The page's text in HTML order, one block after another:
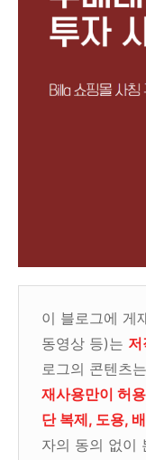
이 블로그에 게
동영상 등)는
로그의 콘텐츠
재사용만이 허용
단 복제, 도용,
자의 동의 없이